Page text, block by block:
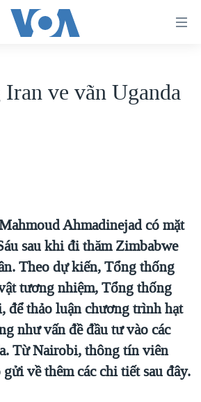
MẠI CỦA MỸ: QUÁ KHỨ VÀ HIỆN
2024
TẠI DẢI GAZA
ve vãn Uganda
Ahmadinejad có mặt
sau khi đi thăm Zimbabwe
Theo dự kiến, Tổng thống
tương nhiệm, Tổng thống
để thảo luận chương trình hạt
như vấn đề đầu tư vào các
Từ Nairobi, thông tín viên
về thêm các chi tiết sau đây.